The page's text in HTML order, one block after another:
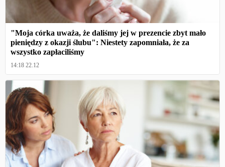
"Moja córka uważa, że daliśmy jej w prezencie zbyt mało
pieniędzy z okazji ślubu": Niestety zapomniała, że za
wszystko zapłaciliśmy
14:18 22.12